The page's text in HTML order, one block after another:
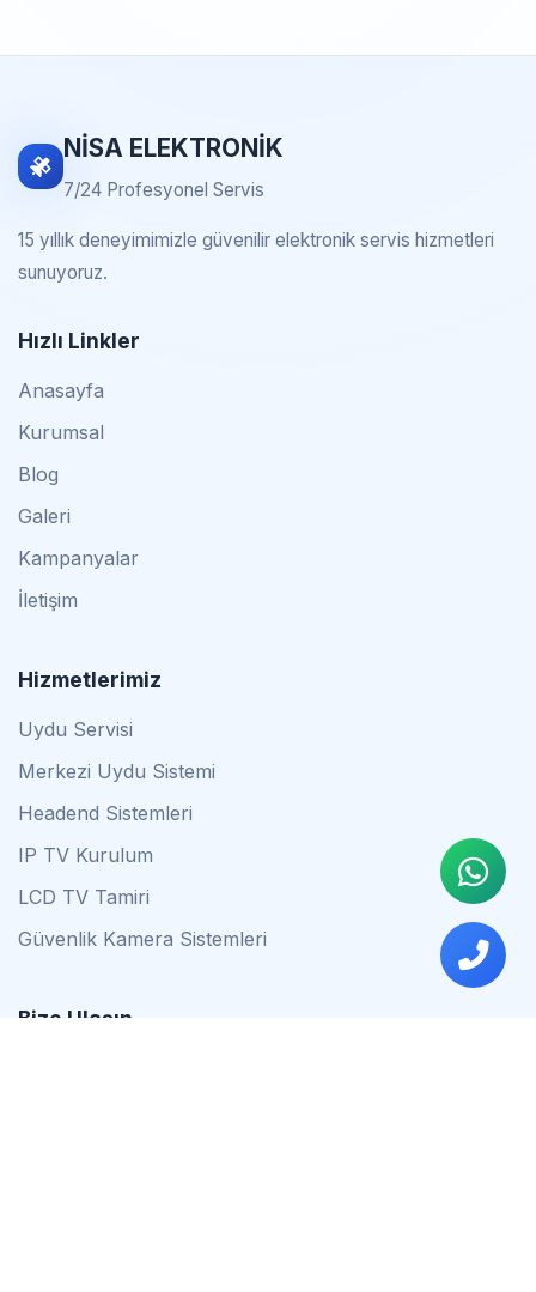
NİSA ELEKTRONİK
7/24 Profesyonel Servis
15 yıllık deneyimimizle güvenilir elektronik servis hizmetleri
sunuyoruz.
Hızlı Linkler
Anasayfa
Kurumsal
Blog
Galeri
Kampanyalar
İletişim
Hizmetlerimiz
Uydu Servisi
Merkezi Uydu Sistemi
Headend Sistemleri
IP TV Kurulum
LCD TV Tamiri
Güvenlik Kamera Sistemleri
Bize Ulaşın